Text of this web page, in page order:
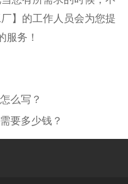
】的工作人员会为您提
服务！
么写？
要多少钱？